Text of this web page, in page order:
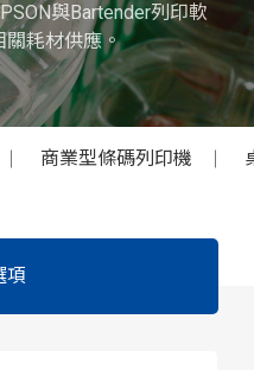
與Bartender列印軟
關耗材供應。
商業型條碼列印機
項